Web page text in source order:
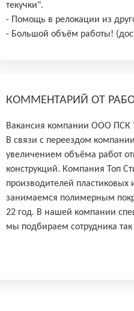
текучки".
- Помощь в релокации из
- Большой объём работы!
КОММЕНТАРИЙ ОТ
Вакансия компании ООО
В связи с переездом
увеличением объёма работ
конструкций. Компания Топ
производителей
занимаемся полимерным
22 год. В нашей компании
мы подбираем сотрудника